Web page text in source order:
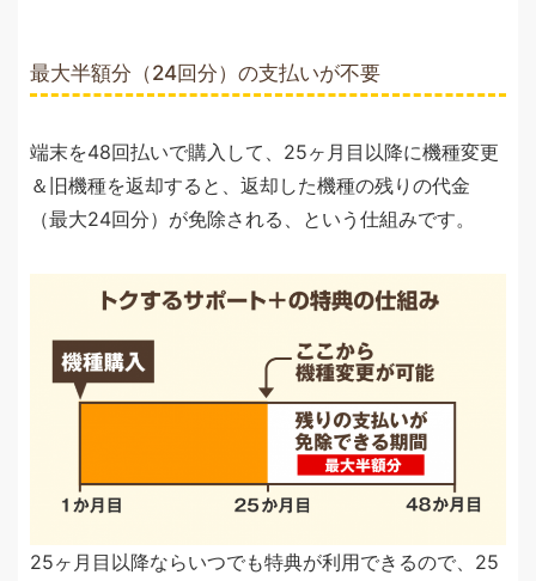
最大半額分（24回分）の支払いが不要
端末を48回払いで購入して、25ヶ月目以降に機種変更
＆旧機種を返却すると、返却した機種の残りの代金
（最大24回分）が免除される、という仕組みです。
25ヶ月目以降ならいつでも特典が利用できるので、25